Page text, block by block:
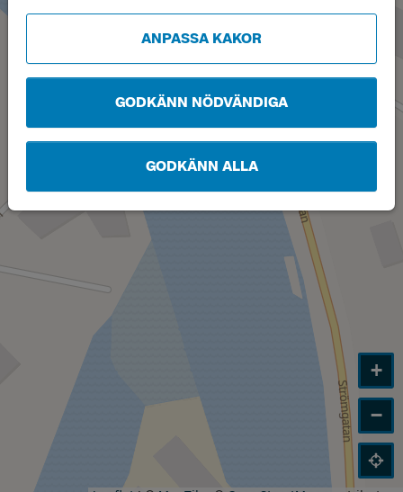
ANPASSA KAKOR
GODKÄNN NÖDVÄNDIGA
GODKÄNN ALLA
+
−